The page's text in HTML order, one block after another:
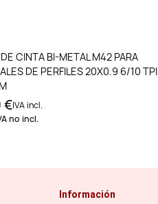
Añadir al carrito
CINTA BI-METAL M42 PARA
DE PERFILES 20X0.9 6/10 TPI
€IVA incl.
no incl.
Información